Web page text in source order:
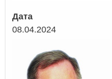
Дата
08.04.2024